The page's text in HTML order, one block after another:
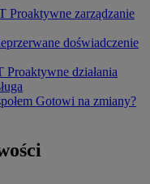
Proaktywne zarządzanie
doświadczenie
Proaktywne działania
Gotowi na zmiany?